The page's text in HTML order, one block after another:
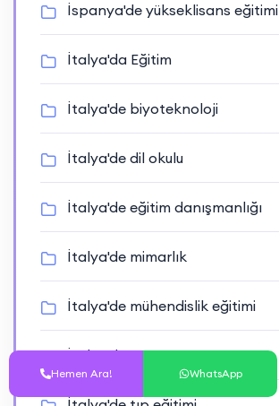
İspanya'de yükseklisans eğitimi
İtalya'da Eğitim
İtalya'de biyoteknoloji
İtalya'de dil okulu
İtalya'de eğitim danışmanlığı
İtalya'de mimarlık
İtalya'de mühendislik eğitimi
İtalya'de sanat ve tasarım
Hemen Ara! WhatsApp